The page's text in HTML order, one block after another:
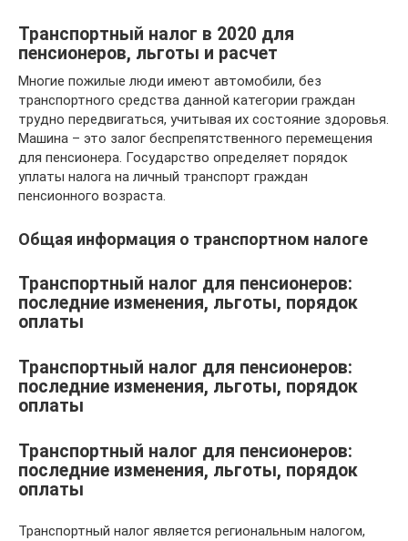
Транспортный налог в 2020 для
пенсионеров, льготы и расчет
Многие пожилые люди имеют автомобили, без
транспортного средства данной категории граждан
трудно передвигаться, учитывая их состояние здоровья.
Машина – это залог беспрепятственного перемещения
для пенсионера. Государство определяет порядок
уплаты налога на личный транспорт граждан
пенсионного возраста.
Общая информация о транспортном налоге
Транспортный налог для пенсионеров:
последние изменения, льготы, порядок
оплаты
Транспортный налог для пенсионеров:
последние изменения, льготы, порядок
оплаты
Транспортный налог для пенсионеров:
последние изменения, льготы, порядок
оплаты
Транспортный налог является региональным налогом,